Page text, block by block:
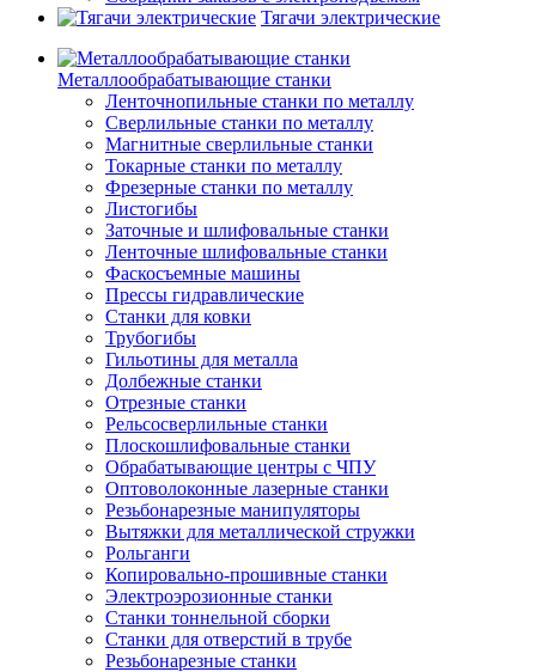
Тягачи электрические
Металлообрабатывающие станки
Ленточнопильные станки по металлу
Сверлильные станки по металлу
Магнитные сверлильные станки
Токарные станки по металлу
Фрезерные станки по металлу
Листогибы
Заточные и шлифовальные станки
Ленточные шлифовальные станки
Фаскосъемные машины
Прессы гидравлические
Станки для ковки
Трубогибы
Гильотины для металла
Долбежные станки
Отрезные станки
Рельсосверлильные станки
Плоскошлифовальные станки
Обрабатывающие центры с ЧПУ
Оптоволоконные лазерные станки
Резьбонарезные манипуляторы
Вытяжки для металлической стружки
Рольганги
Копировально-прошивные станки
Электроэрозионные станки
Станки тоннельной сборки
Станки для отверстий в трубе
Резьбонарезные станки